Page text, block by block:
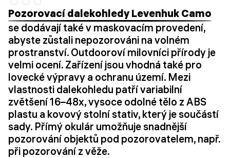
Pozorovací dalekohledy Levenhuk Camo
se dodávají také v maskovacím provedení,
abyste zůstali nepozorováni na volném
prostranství. Outdooroví milovníci přírody je
velmi ocení. Zařízení jsou vhodná také pro
lovecké výpravy a ochranu území. Mezi
vlastnosti dalekohledu patří variabilní
zvětšení 16–48x, vysoce odolné tělo z ABS
plastu a kovový stolní stativ, který je součástí
sady. Přímý okulár umožňuje snadnější
pozorování objektů pod pozorovatelem, např.
při pozorování z věže.